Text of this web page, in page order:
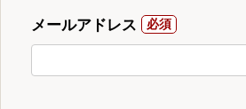
メールアドレス